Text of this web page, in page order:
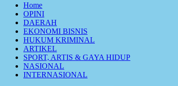
Primary
Menu
Home
OPINI
DAERAH
EKONOMI BISNIS
HUKUM KRIMINAL
ARTIKEL
SPORT, ARTIS & GAYA HIDUP
NASIONAL
INTERNASIONAL